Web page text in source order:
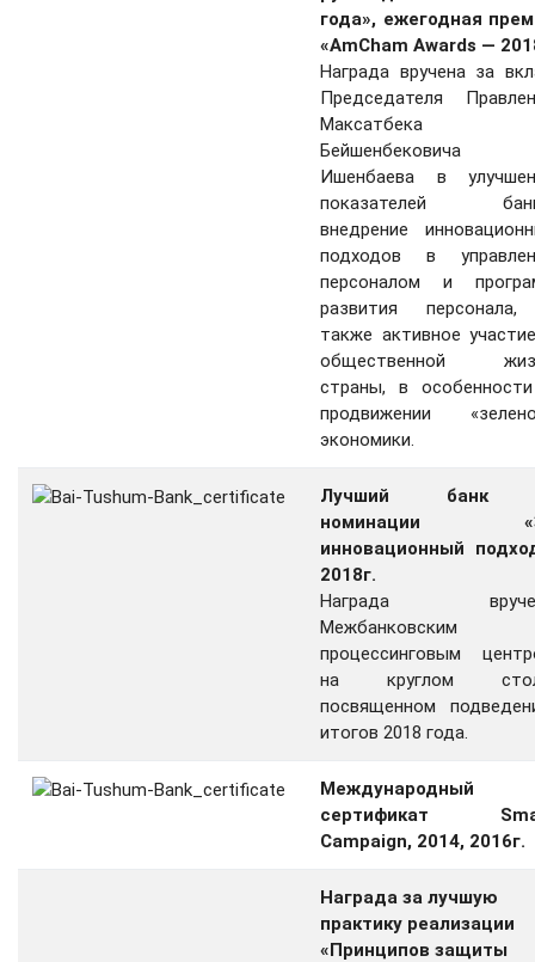
года», ежегодная
«AmCham Awards —
Награда вручена за
Председателя
Максатбека
Бейшенбековича
Ишенбаева в
показателей
внедрение
подходов в
персоналом и
развития
также активное
общественной
страны, в
продвижении
экономики.
Лучший банк
номинации
инновационный
2018г.
Награда
Межбанковским
процессинговым
на круглом
посвященном
итогов 2018 года.
Международный
сертификат
Campaign, 2014, 2016г.
Награда за лучшую
практику реализации
«Принципов защиты